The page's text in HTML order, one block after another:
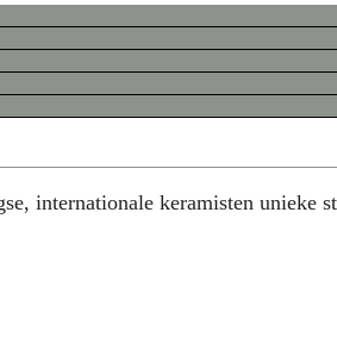
internationale keramisten unieke